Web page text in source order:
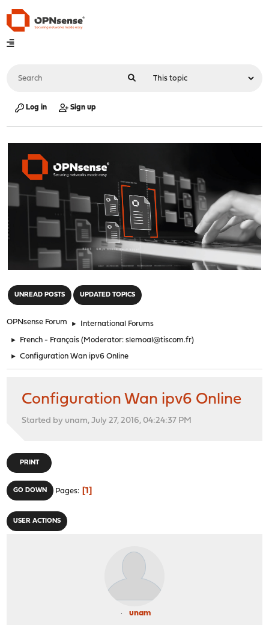
Log in Sign up
UNREAD POSTS UPDATED TOPICS
OPNsense Forum ► International Forums
► French - Français (Moderator:slemoal@tiscom.fr)
► Configuration Wan ipv6 Online
Configuration Wan ipv6 Online
Started by unam, July 27, 2016, 04:24:37 PM
PRINT
GO DOWN Pages 1
USER ACTIONS
unam